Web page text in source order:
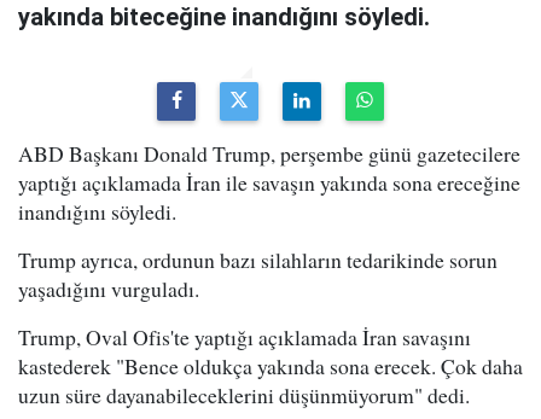
yakında biteceğine inandığını söyledi.
ABD Başkanı Donald Trump, perşembe günü gazetecilere
yaptığı açıklamada İran ile savaşın yakında sona ereceğine
inandığını söyledi.
Trump ayrıca, ordunun bazı silahların tedarikinde sorun
yaşadığını vurguladı.
Trump, Oval Ofis'te yaptığı açıklamada İran savaşını
kastederek "Bence oldukça yakında sona erecek. Çok daha
uzun süre dayanabileceklerini düşünmüyorum" dedi.